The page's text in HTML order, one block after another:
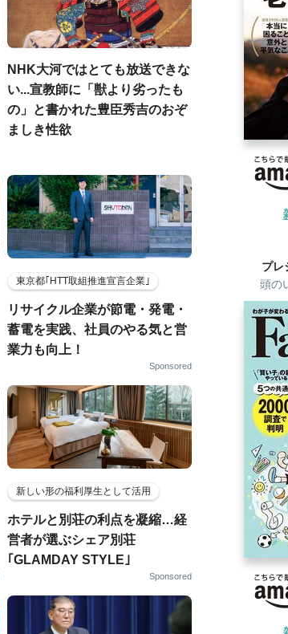
NHK大河ではとても放送できな
い...宣教師に「獣より劣ったも
の」と書かれた豊臣秀吉のおぞ
ましき性欲
東京都｢HTT取組推進宣言企業｣
リサイクル企業が節電・発電・
蓄電を実践、社員のやる気と営
業力も向上！
Sponsored
新しい形の福利厚生として活用
ホテルと別荘の利点を凝縮…経
営者が選ぶシェア別荘
｢GLAMDAY STYLE｣
Sponsored
プレ
頭の